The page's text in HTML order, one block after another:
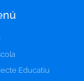
Educatiu